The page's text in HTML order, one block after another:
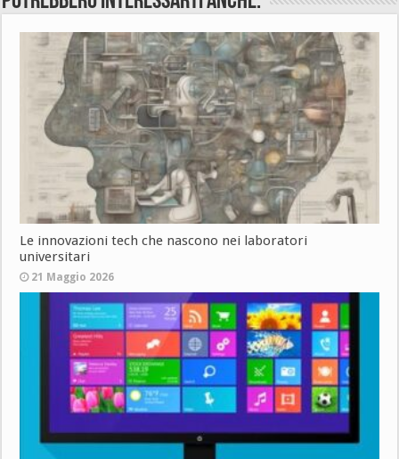
Le innovazioni tech che nascono nei laboratori
universitari
21 Maggio 2026